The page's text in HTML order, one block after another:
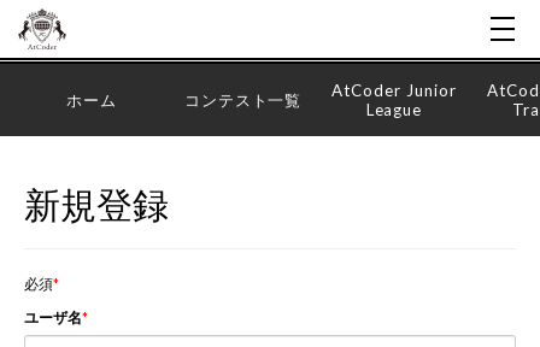
ホーム コンテスト一覧
AtCoder Junior
League
新規登録
必須
ユーザ名